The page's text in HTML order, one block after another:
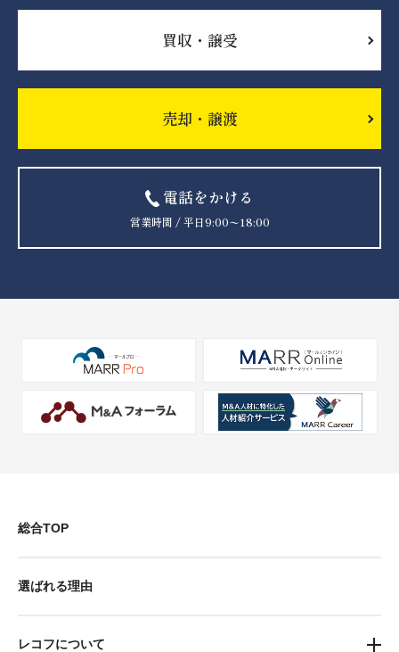
買収・譲受
売却・譲渡
電話をかける
営業時間 / 平日9:00〜18:00
総合TOP
選ばれる理由
レコフについて